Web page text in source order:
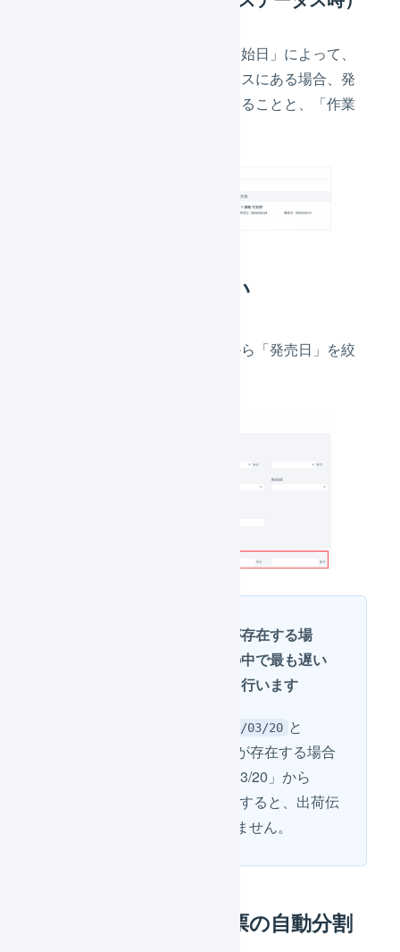
指定した「発売日ありの作業開始日」によって、
対象の出荷伝票が保留ステータスにある場合、発
売日の他に「出荷待機中」であることと、「作業
発売日を絞り込みたい
出荷伝票一覧画面の詳細検索から「発売日」を絞
複数の発売日の商品が存在する場
合、出荷伝票の商品の中で最も遅い
発売日に対して検索を行います
2024/03/20 と
の両方の商品が存在する場合
に、検索で発売日「2024/03/20」から
「2024/03/20」までで検索すると、出荷伝
票Aは検索結果に表示されません。
発売日による出荷伝票の自動分割